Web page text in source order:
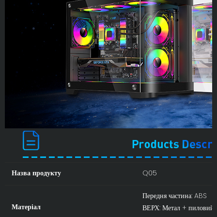
Назва продукту Q05
Матеріал
Передня частина: ABS
ВЕРХ: Метал + пиловий